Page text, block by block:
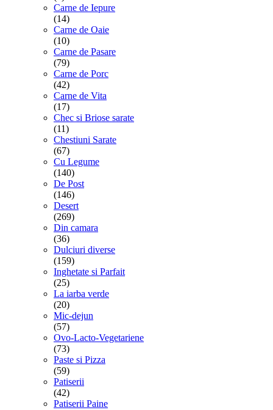
Carne de Iepure
(14)
Carne de Oaie
(10)
Carne de Pasare
(79)
Carne de Porc
(42)
Carne de Vita
(17)
Chec si Briose sarate
(11)
Chestiuni Sarate
(67)
Cu Legume
(140)
De Post
(146)
Desert
(269)
Din camara
(36)
Dulciuri diverse
(159)
Inghetate si Parfait
(25)
La iarba verde
(20)
Mic-dejun
(57)
Ovo-Lacto-Vegetariene
(73)
Paste si Pizza
(59)
Patiserii
(42)
Patiserii Paine